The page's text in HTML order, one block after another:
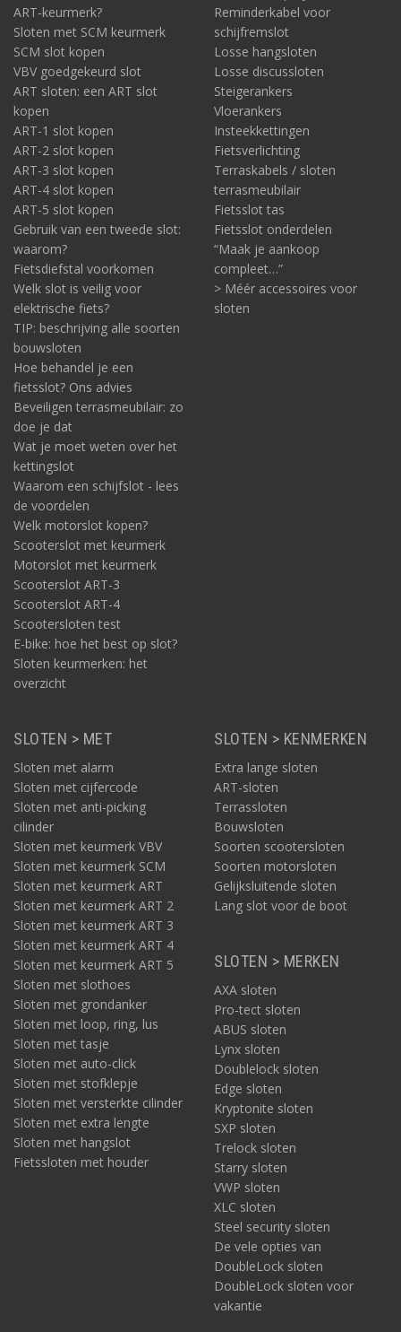
ART-keurmerk?
Sloten met SCM keurmerk
SCM slot kopen
VBV goedgekeurd slot
ART sloten: een ART slot
kopen
ART-1 slot kopen
ART-2 slot kopen
ART-3 slot kopen
ART-4 slot kopen
ART-5 slot kopen
Gebruik van een tweede slot:
waarom?
Fietsdiefstal voorkomen
Welk slot is veilig voor
elektrische fiets?
TIP: beschrijving alle soorten
bouwsloten
Hoe behandel je een
fietsslot? Ons advies
Beveiligen terrasmeubilair: zo
doe je dat
Wat je moet weten over het
kettingslot
Waarom een schijfslot - lees
de voordelen
Welk motorslot kopen?
Scooterslot met keurmerk
Motorslot met keurmerk
Scooterslot ART-3
Scooterslot ART-4
Scootersloten test
E-bike: hoe het best op slot?
Sloten keurmerken: het
overzicht
Reminderkabel voor
schijfremslot
Losse hangsloten
Losse discussloten
Steigerankers
Vloerankers
Insteekkettingen
Fietsverlichting
Terraskabels / sloten
terrasmeubilair
Fietsslot tas
Fietsslot onderdelen
“Maak je aankoop
compleet…”
> Méér accessoires voor
sloten
SLOTEN > MET
Sloten met alarm
Sloten met cijfercode
Sloten met anti-picking
cilinder
Sloten met keurmerk VBV
Sloten met keurmerk SCM
Sloten met keurmerk ART
Sloten met keurmerk ART 2
Sloten met keurmerk ART 3
Sloten met keurmerk ART 4
Sloten met keurmerk ART 5
Sloten met slothoes
Sloten met grondanker
Sloten met loop, ring, lus
Sloten met tasje
Sloten met auto-click
Sloten met stofklepje
Sloten met versterkte cilinder
Sloten met extra lengte
Sloten met hangslot
Fietssloten met houder
SLOTEN > KENMERKEN
Extra lange sloten
ART-sloten
Terrassloten
Bouwsloten
Soorten scootersloten
Soorten motorsloten
Gelijksluitende sloten
Lang slot voor de boot
SLOTEN > MERKEN
AXA sloten
Pro-tect sloten
ABUS sloten
Lynx sloten
Doublelock sloten
Edge sloten
Kryptonite sloten
SXP sloten
Trelock sloten
Starry sloten
VWP sloten
XLC sloten
Steel security sloten
De vele opties van
DoubleLock sloten
DoubleLock sloten voor
vakantie